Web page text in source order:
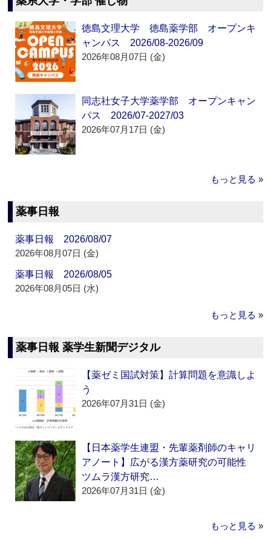
徳島文理大学 徳島薬学部 オープンキ
ャンパス 2026/08-2026/09
2026年08月07日 (金)
同志社女子大学薬学部 オープンキャン
パス 2026/07-2027/03
2026年07月17日 (金)
もっと見る »
薬事日報
薬事日報 2026/08/07
2026年08月07日 (金)
薬事日報 2026/08/05
2026年08月05日 (水)
もっと見る »
薬事日報 薬学生新聞デジタル
【薬ゼミ国試対策】計算問題を意識しよ
う
2026年07月31日 (金)
【日本薬学生連盟・先輩薬剤師のキャリ
アノート】広がる漢方薬研究の可能性
ツムラ漢方研究…
2026年07月31日 (金)
もっと見る »